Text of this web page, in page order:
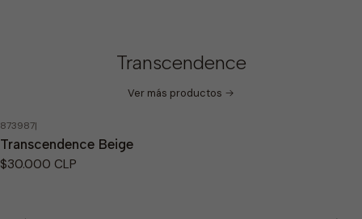
Transcendence
Ver más productos
No disponible
873987|
Transcendence Beige
$30.000 CLP